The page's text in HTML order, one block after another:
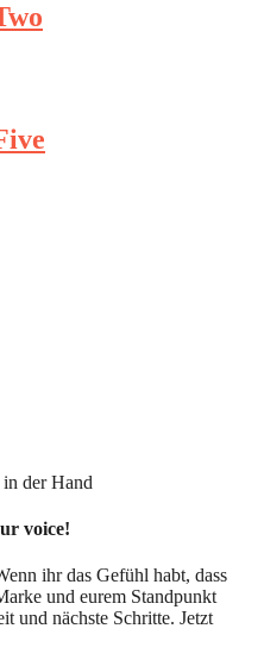
voice!
ihr das Gefühl habt, dass
und eurem Standpunkt
und nächste Schritte. Jetzt